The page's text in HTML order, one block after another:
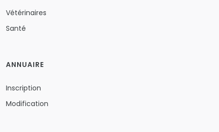
Vétérinaires
Santé
ANNUAIRE
Inscription
Modification